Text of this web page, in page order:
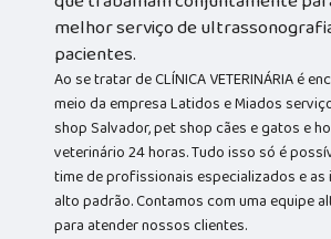
melhor serviço de
pacientes.
Ao se tratar de CLÍNICA VETERINÁRIA é
meio da empresa Latidos e Miados
shop Salvador, pet shop cães e gatos e
veterinário 24 horas. Tudo isso só é
time de profissionais especializados e as
alto padrão. Contamos com uma equipe
para atender nossos clientes.